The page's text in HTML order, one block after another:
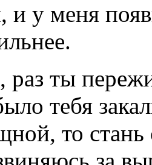
у меня
ты
тебя
то